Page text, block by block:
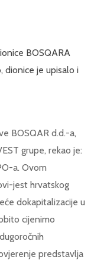
BOSQARA
dionice je upisalo i
BOSQAR d.d.-a,
grupe, rekao je:
a. Ovom
jest hrvatskog
dokapitalizacije u
cijenimo
predstavlja